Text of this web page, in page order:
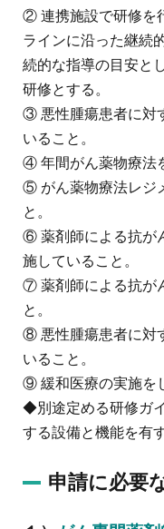
② 連携施設で研修を
ラインに沿った継続
続的な指導の目安と
研修とする。
③ 悪性腫瘍患者に対
いること。
④ 年間がん薬物療法
⑤ がん薬物療法レジ
と。
⑥ 薬剤師による抗が
施していること。
⑦ 薬剤師による抗が
と。
⑧ 悪性腫瘍患者に対
いること。
⑨ 緩和医療の実施を
◆別途定める研修ガ
する設備と機能を有
申請に必要